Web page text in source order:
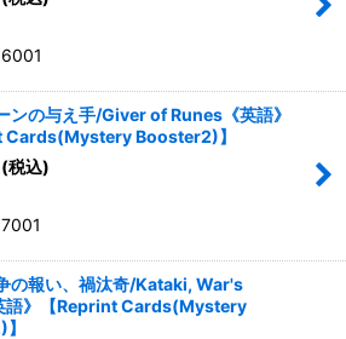
ンの与え手/Giver of Runes《英語》
Cards(Mystery Booster2)】
(税込)
の報い、禍汰奇/Kataki, War's
語》【Reprint Cards(Mystery